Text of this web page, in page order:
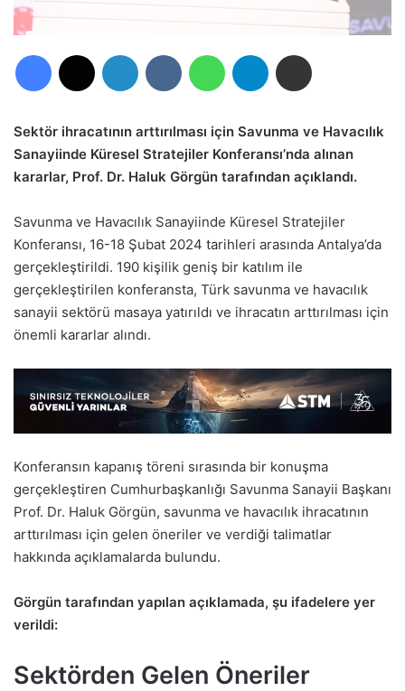
Sektör ihracatının arttırılması için Savunma ve Havacılık
Sanayiinde Küresel Stratejiler Konferansı’nda alınan
kararlar, Prof. Dr. Haluk Görgün tarafından açıklandı.
Savunma ve Havacılık Sanayiinde Küresel Stratejiler
Konferansı, 16-18 Şubat 2024 tarihleri arasında Antalya’da
gerçekleştirildi. 190 kişilik geniş bir katılım ile
gerçekleştirilen konferansta, Türk savunma ve havacılık
sanayii sektörü masaya yatırıldı ve ihracatın arttırılması için
önemli kararlar alındı.
Konferansın kapanış töreni sırasında bir konuşma
gerçekleştiren Cumhurbaşkanlığı Savunma Sanayii Başkanı
Prof. Dr. Haluk Görgün, savunma ve havacılık ihracatının
arttırılması için gelen öneriler ve verdiği talimatlar
hakkında açıklamalarda bulundu.
Görgün tarafından yapılan açıklamada, şu ifadelere yer
verildi:
Sektörden Gelen Öneriler